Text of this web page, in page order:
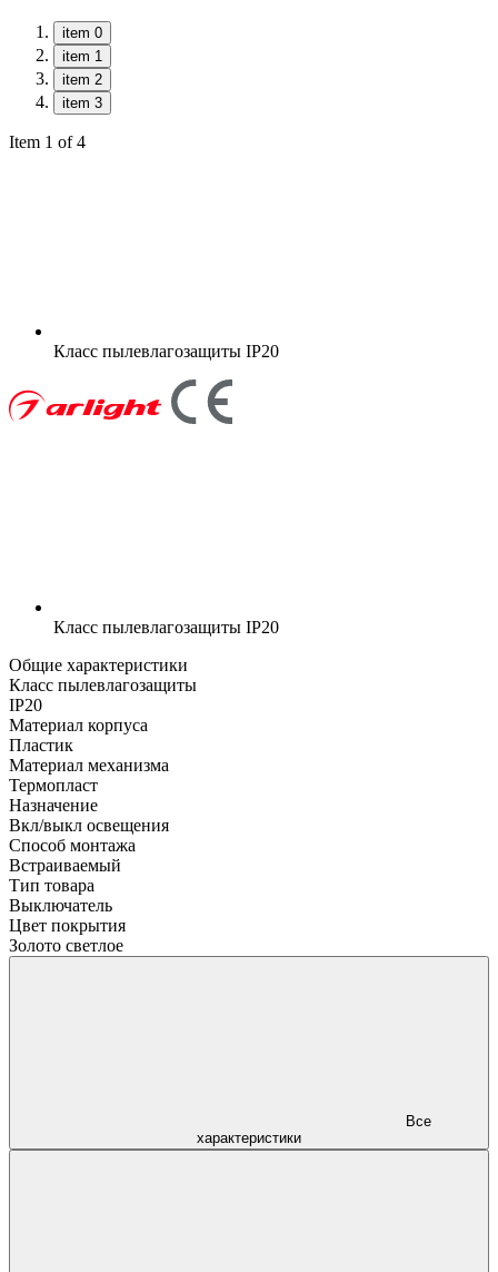
item 0
item 1
item 2
item 3
Item 1 of 4
Класс пылевлагозащиты IP20
Класс пылевлагозащиты IP20
Общие характеристики
Класс пылевлагозащиты
IP20
Материал корпуса
Пластик
Материал механизма
Термопласт
Назначение
Вкл/выкл освещения
Способ монтажа
Встраиваемый
Тип товара
Выключатель
Цвет покрытия
Золото светлое
характеристики